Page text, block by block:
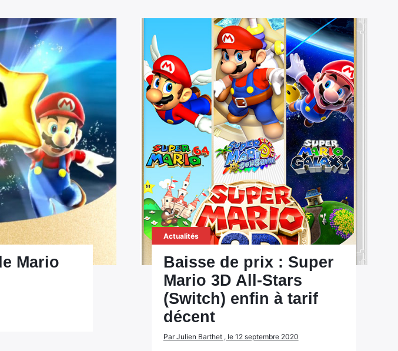
Mario
Actualités
Baisse de prix : Super
Mario 3D All-Stars
(Switch) enfin à tarif
décent
Par Julien Barthet , le 12 septembre 2020